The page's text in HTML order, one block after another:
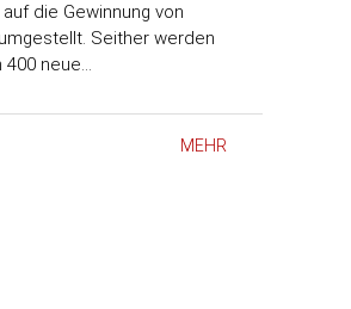
die Gewinnung von
Seither werden
neue…
MEHR